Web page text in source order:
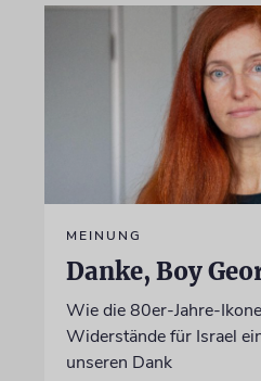
MEINUNG
Danke, Boy
Wie die 80er-Jahre-
Widerstände für Israel
unseren Dank